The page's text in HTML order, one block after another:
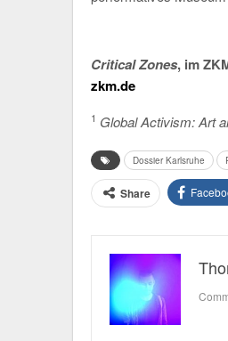
Critical Zones, im
zkm.de
1 Global Activism: Art
Dossier Karlsruhe
Share